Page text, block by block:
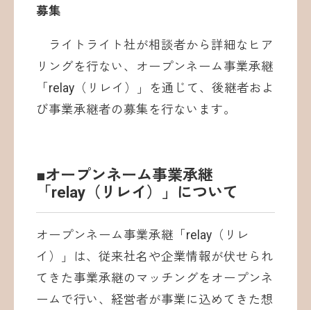
募集
ライトライト社が相談者から詳細なヒア
リングを行ない、オープンネーム事業承継
「relay（リレイ）」を通じて、後継者およ
び事業承継者の募集を行ないます。
■オープンネーム事業承継
「relay（リレイ）」について
オープンネーム事業承継「relay（リレ
イ）」は、従来社名や企業情報が伏せられ
てきた事業承継のマッチングをオープンネ
ームで行い、経営者が事業に込めてきた想